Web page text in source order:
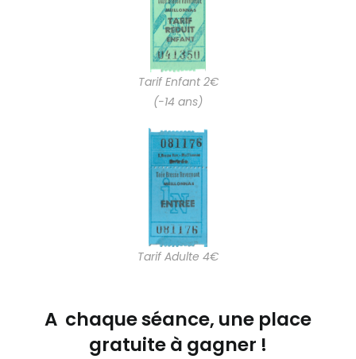
Tarif Enfant 2€
(-14 ans)
Tarif Adulte 4€
A chaque séance, une place
gratuite à gagner !